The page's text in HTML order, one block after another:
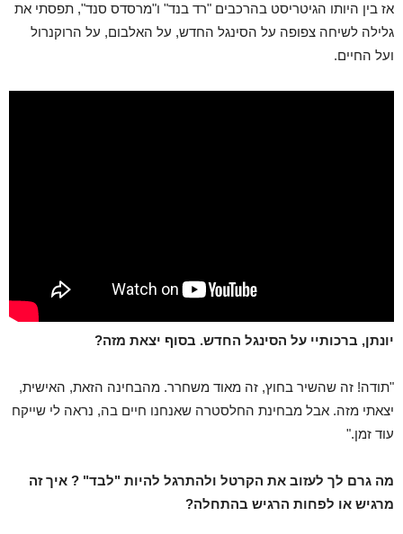
אז בין היותו הגיטריסט בהרכבים "רד בנד" ו"מרסדס סנד", תפסתי את
גלילה לשיחה צפופה על הסינגל החדש, על האלבום, על הרוקנרול
ועל החיים.
יונתן, ברכותיי על הסינגל החדש. בסוף יצאת מזה?
"תודה! זה שהשיר בחוץ, זה מאוד משחרר. מהבחינה הזאת, האישית,
יצאתי מזה. אבל מבחינת החלסטרה שאנחנו חיים בה, נראה לי שייקח
עוד זמן."
מה גרם לך לעזוב את הקרטל ולהתרגל להיות "לבד" ? איך זה
מרגיש או לפחות הרגיש בהתחלה?